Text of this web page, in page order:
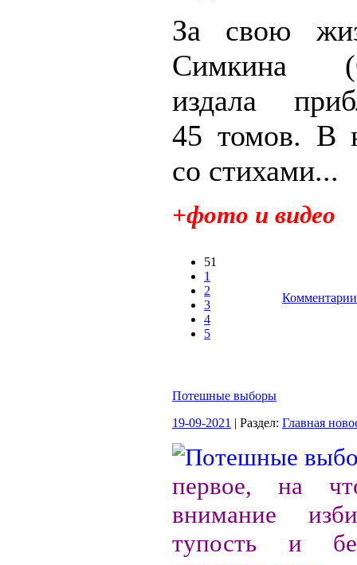
За свою
Симкина
издала
45 томов. В
со стихами...
+фото и видео
51
1
2
3
4
5
Потешные выборы
19-09-2021 | Раздел: Главная
первое, на
внимание
тупость и